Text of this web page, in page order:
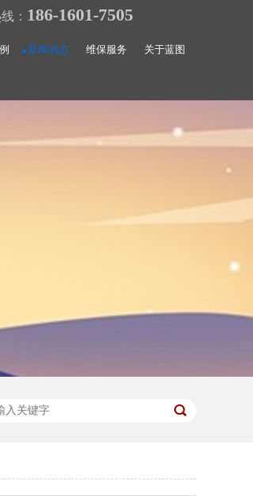
： 186-1601-7505
新闻动态 维保服务 关于蓝图